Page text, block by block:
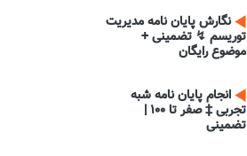
نگارش پایان نامه مدیریت
توریسم ↯ تضمینی +
موضوع رایگان
انجام پایان نامه شبه
تجربی ‡ صفر تا 100 |
تضمینی